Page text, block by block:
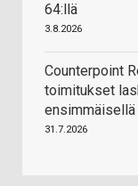
64:llä
3.8.2026
Counterpoint
toimitukset
31.7.2026